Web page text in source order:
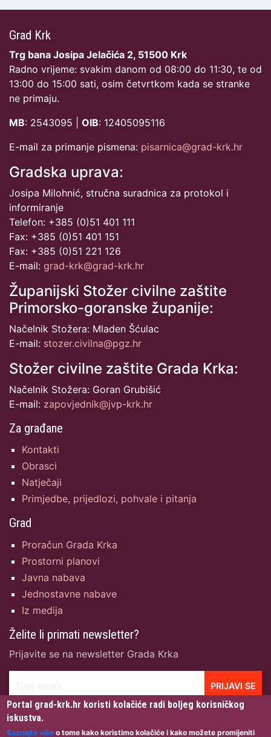
Grad Krk
Trg bana Josipa Jelačića 2, 51500 Krk
Radno vrijeme: svakim danom od 08:00 do 11:30, te od
13:00 do 15:00 sati, osim četvrtkom kada se stranke
ne primaju.
MB: 2543095 | OIB: 12405095116
E-mail za primanje pismena: pisarnica@grad-krk.hr
Gradska uprava:
Josipa Milohnić, stručna suradnica za protokol i
informiranje
Telefon: +385 (0)51 401 111
Fax: +385 (0)51 401 151
Fax: +385 (0)51 221 126
E-mail: grad-krk@grad-krk.hr
Županijski Stožer civilne zaštite
Primorsko-goranske županije:
Načelnik Stožera: Mladen Šćulac
E-mail: stozer.civilna@pgz.hr
Stožer civilne zaštite Grada Krka:
Načelnik Stožera: Goran Grubišić
E-mail: zapovjednik@jvp-krk.hr
Za građane
Kontakti
Obrasci
Natječaji
Primjedbe, prijedlozi, pohvale i pitanja
Grad
Proračun Grada Krka
Prostorni planovi
Javna nabava
Jednostavne nabave
Iz medija
Želite li primati newsletter?
Prijavite se na newsletter Grada Krka
PRIJAVI SE
Portal grad-krk.hr koristi kolačiće radi boljeg korisničkog
iskustva.
Saznajte više o tome kako koristimo kolačiće i kako možete promijeniti